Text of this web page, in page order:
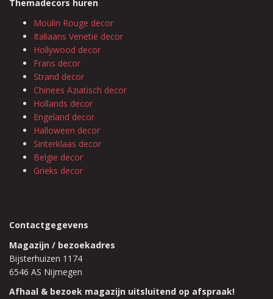
Themadecors huren
Moulin Rouge decor
Italiaans Venetië decor
Hollywood decor
Frans decor
Strand decor
Chinees Aziatisch decor
Hollands decor
Engeland decor
Halloween decor
Sinterklaas decor
Belgie decor
Grieks decor
Contactgegevens
Magazijn / bezoekadres
Bijsterhuizen 1174
6546 AS Nijmegen
Afhaal & bezoek magazijn uitsluitend op afspraak!